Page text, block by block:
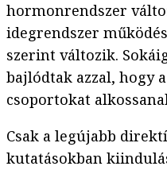
hormonrendszer
idegrendszer
szerint változik.
bajlódtak azzal, hogy
csoportokat
Csak a legújabb
kutatásokban